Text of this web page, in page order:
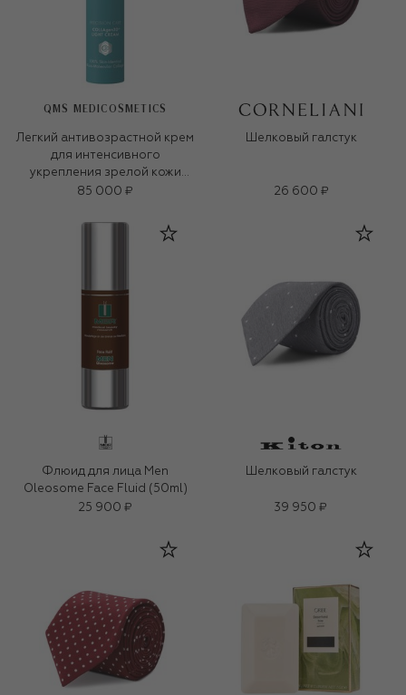
QMS MEDICOSMETICS
Легкий антивозрастной крем
для интенсивного
укрепления зрелой кожи
«3D-коллаген» (50ml)
85 000 ₽
Шелковый галстук
26 600 ₽
Флюид для лица Men
Oleosome Face Fluid (50ml)
25 900 ₽
Шелковый галстук
39 950 ₽